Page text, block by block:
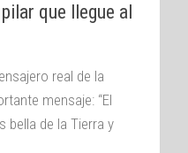
que llegue al
real de la
mensaje: “El
bella de la Tierra y